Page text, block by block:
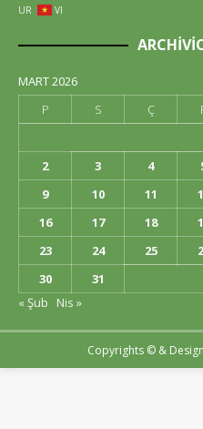
UR
VI
MART 2026
P
S Ç
2
3 4
9
10 11
16
17 18
23
24 25
30
31
« Şub
Nis »
Copyrights © &